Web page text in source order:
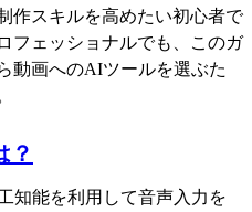
作スキルを高めたい初心者で
フェッショナルでも、このガ
動画へのAIツールを選ぶた
？
知能を利用して音声入力を